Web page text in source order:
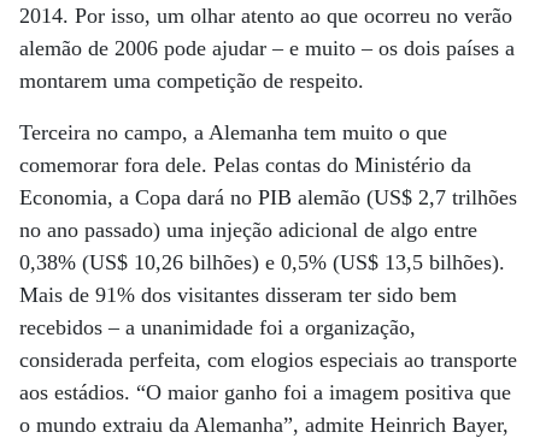
2014. Por isso, um olhar atento ao que ocorreu no verão
alemão de 2006 pode ajudar – e muito – os dois países a
montarem uma competição de respeito.
Terceira no campo, a Alemanha tem muito o que
comemorar fora dele. Pelas contas do Ministério da
Economia, a Copa dará no PIB alemão (US$ 2,7 trilhões
no ano passado) uma injeção adicional de algo entre
0,38% (US$ 10,26 bilhões) e 0,5% (US$ 13,5 bilhões).
Mais de 91% dos visitantes disseram ter sido bem
recebidos – a unanimidade foi a organização,
considerada perfeita, com elogios especiais ao transporte
aos estádios. “O maior ganho foi a imagem positiva que
o mundo extraiu da Alemanha”, admite Heinrich Bayer,